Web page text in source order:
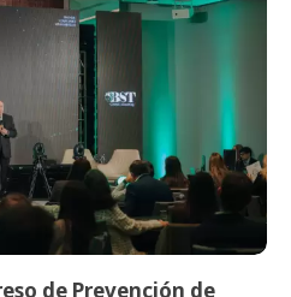
de Prevención de